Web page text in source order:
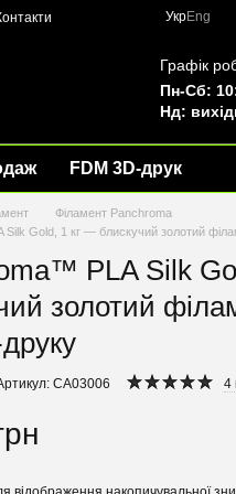
УкрEng
Графік
Пн-Сб:
Нд:
FDM 3D-друк
Філамент Panchroma
Gold, 1 кг — блискучий золотий
PLA Silk
золотий
CA03006 4